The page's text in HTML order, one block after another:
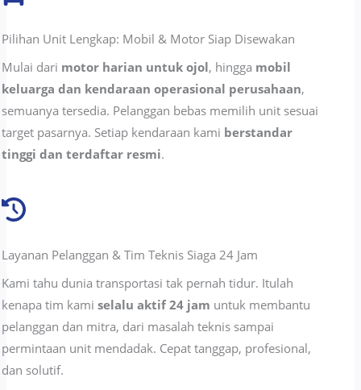
Pilihan Unit Lengkap: Mobil & Motor Siap Disewakan
Mulai dari motor harian untuk ojol, hingga mobil
keluarga dan kendaraan operasional perusahaan,
semuanya tersedia. Pelanggan bebas memilih unit sesuai
target pasarnya. Setiap kendaraan kami berstandar
tinggi dan terdaftar resmi.
Layanan Pelanggan & Tim Teknis Siaga 24 Jam
Kami tahu dunia transportasi tak pernah tidur. Itulah
kenapa tim kamiselalu aktif 24 jam untuk membantu
pelanggan dan mitra, dari masalah teknis sampai
permintaan unit mendadak. Cepat tanggap, profesional,
dan solutif.